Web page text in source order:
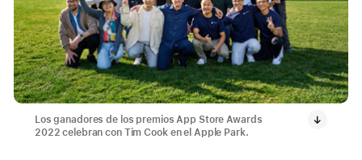
Los ganadores de los premios App Store Awards
2022 celebran con Tim Cook en el Apple Park.